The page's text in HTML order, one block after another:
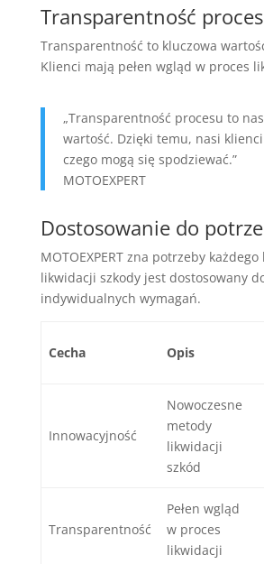
Transparentność
Transparentność to kluczowa wartość
Klienci mają pełen wgląd w proces
„Transparentność procesu to
wartość. Dzięki temu, nasi
czego mogą się spodziewać.”
MOTOEXPERT
Dostosowanie do
MOTOEXPERT zna potrzeby
likwidacji szkody jest dostosowany
indywidualnych wymagań.
Cecha Opis
Innowacyjność
Nowoczesne
metody
likwidacji
szkód
Transparentność
Pełen wgląd
w proces
likwidacji